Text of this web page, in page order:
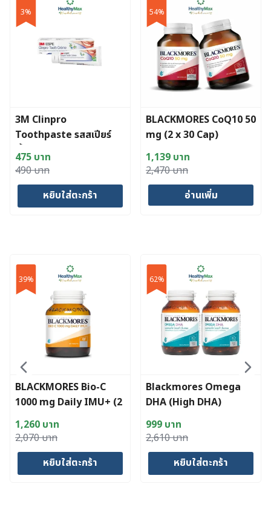
3%
3M Clinpro
Toothpaste รสสเปียร์
มิ้นต์ขนาด 113 กรัม
490บาท
Original
price
475 บาท
Current
price
หยิบใส่ตะกร้า
54%
BLACKMORES CoQ10 50
mg (2 x 30 Cap)
2,470บาท
Original
price
1,139 บาท
Current
price
อ่านเพิ่ม
39%
BLACKMORES Bio-C
1000 mg Daily IMU+ (2
x 120 Tab)
2,070บาท
Original
price
1,260 บาท
Current
price
หยิบใส่ตะกร้า
62%
Blackmores Omega
DHA (High DHA)
(2x60s)
2,610บาท
Original
price
999 บาท
Current
price
หยิบใส่ตะกร้า